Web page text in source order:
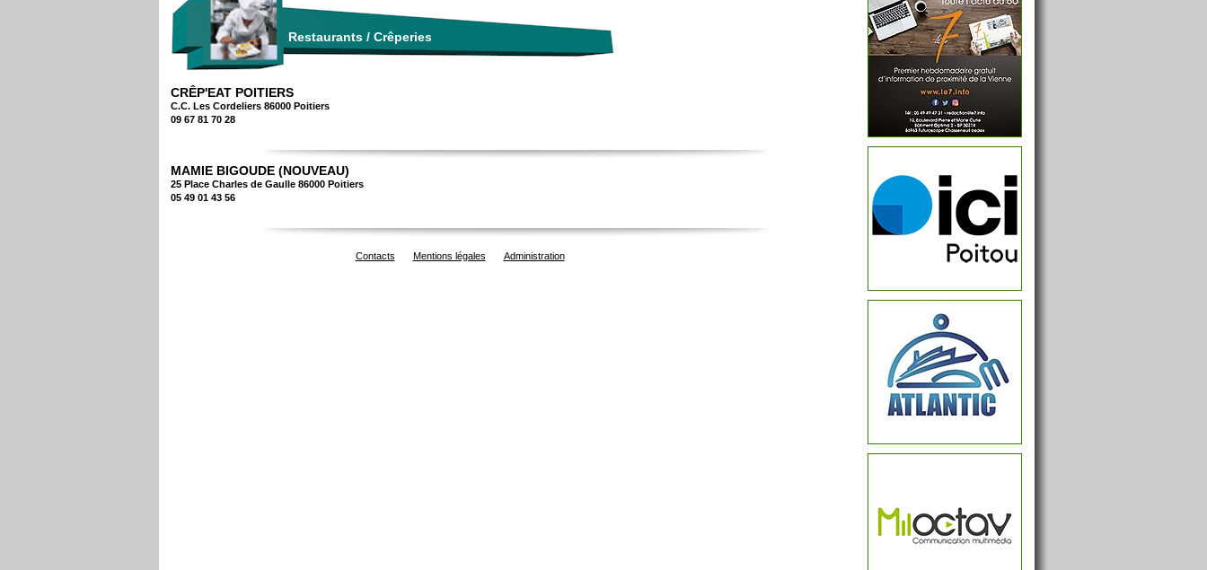
Restaurants / Crêperies
CRÊP'EAT POITIERS
C.C. Les Cordeliers 86000 Poitiers
09 67 81 70 28
MAMIE BIGOUDE (NOUVEAU)
25 Place Charles de Gaulle 86000 Poitiers
05 49 01 43 56
Contacts Mentions légales Administration